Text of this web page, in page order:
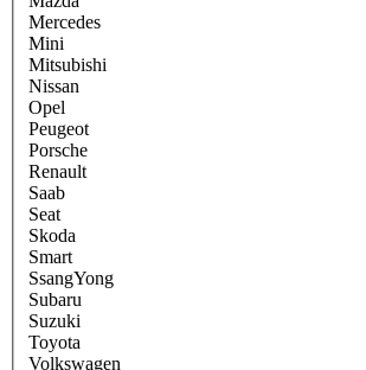
Mercedes
Mini
Mitsubishi
Nissan
Opel
Peugeot
Porsche
Renault
Saab
Seat
Skoda
Smart
SsangYong
Subaru
Suzuki
Toyota
Volkswagen